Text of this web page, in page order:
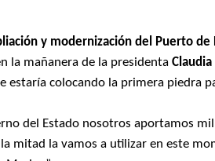
y modernización del Puerto de
la mañanera de la presidenta
estaría colocando la primera piedra
del Estado nosotros aportamos
mitad la vamos a utilizar en este